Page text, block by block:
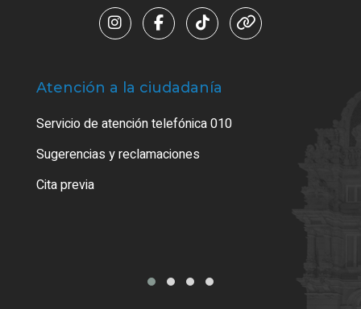
Atención a la ciudadanía
Servicio de atención telefónica 010
Sugerencias y reclamaciones
Cita previa